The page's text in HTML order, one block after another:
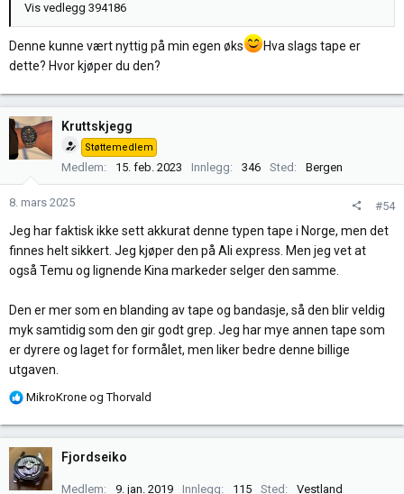
Vis vedlegg 394186
Denne kunne vært nyttig på min egen øks
Hva slags tape er
dette? Hvor kjøper du den?
Kruttskjegg
Støttemedlem
Medlem 15. feb. 2023 Innlegg 346 Sted Bergen
8. mars 2025 #54
Jeg har faktisk ikke sett akkurat denne typen tape i Norge, men det
finnes helt sikkert. Jeg kjøper den på Ali express. Men jeg vet at
også Temu og lignende Kina markeder selger den samme.
Den er mer som en blanding av tape og bandasje, så den blir veldig
myk samtidig som den gir godt grep. Jeg har mye annen tape som
er dyrere og laget for formålet, men liker bedre denne billige
utgaven.
R
k
s
j
MikroKrone ogThorvald
Fjordseiko
Medlem 9. jan. 2019 Innlegg 115 Sted Vestland